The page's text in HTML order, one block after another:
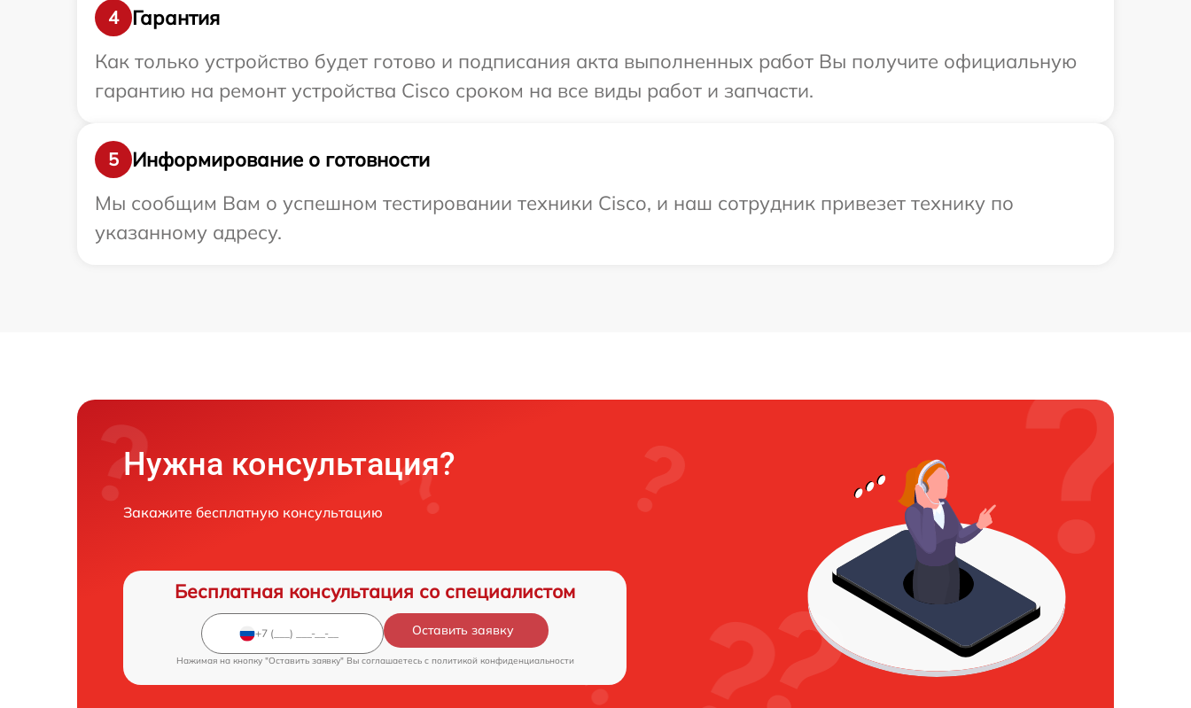
4
Гарантия
Как только устройство будет готово и подписания акта выполненных работ Вы получите официальную
гарантию на ремонт устройства Cisco сроком на все виды работ и запчасти.
5
Информирование о готовности
Мы сообщим Вам о успешном тестировании техники Cisco, и наш сотрудник привезет технику по
указанному адресу.
Нужна консультация?
Закажите бесплатную консультацию
Бесплатная консультация со специалистом
Оставить заявку
Нажимая на кнопку "Оставить заявку" Вы соглашаетесь c политикой конфиденциальности